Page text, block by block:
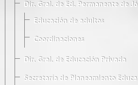
Dir. Gral. de Ed. Permanente de
Educación de adultos
Coordinaciones
Dir. Gral. de Educación Privada
Secretaría de Planeamiento